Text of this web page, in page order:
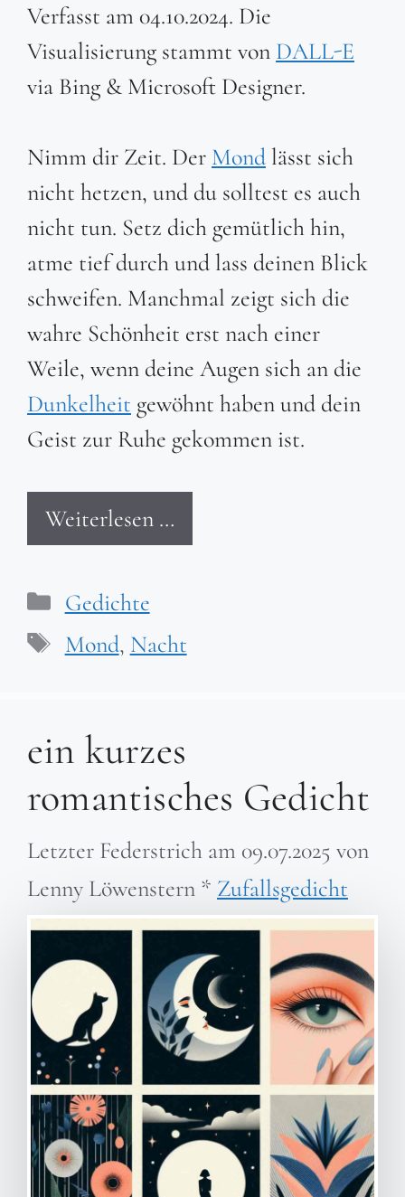
Verfasst am 04.10.2024. Die
Visualisierung stammt von DALL-E
via Bing & Microsoft Designer.
Nimm dir Zeit. Der Mondlässt sich
nicht hetzen, und du solltest es auch
nicht tun. Setz dich gemütlich hin,
atme tief durch und lass deinen Blick
schweifen. Manchmal zeigt sich die
wahre Schönheit erst nach einer
Weile, wenn deine Augen sich an die
Dunkelheit gewöhnt haben und dein
Geist zur Ruhe gekommen ist.
Weiterlesen …
Kategorien
Gedichte
Schlagwörter
Mond, Nacht
ein kurzes
romantisches Gedicht
Letzter Federstrich am 09.07.2025 von
Lenny Löwenstern * Zufallsgedicht